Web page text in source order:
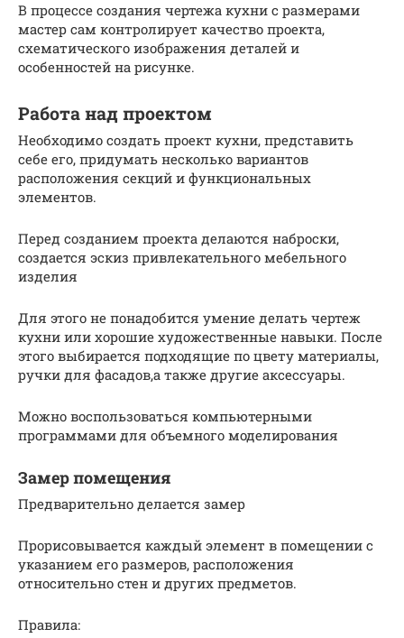
В процессе создания чертежа кухни с размерами
мастер сам контролирует качество проекта,
схематического изображения деталей и
особенностей на рисунке.
Работа над проектом
Необходимо создать проект кухни, представить
себе его, придумать несколько вариантов
расположения секций и функциональных
элементов.
Перед созданием проекта делаются наброски,
создается эскиз привлекательного мебельного
изделия
Для этого не понадобится умение делать чертеж
кухни или хорошие художественные навыки. После
этого выбирается подходящие по цвету материалы,
ручки для фасадов,а также другие аксессуары.
Можно воспользоваться компьютерными
программами для объемного моделирования
Замер помещения
Предварительно делается замер
Прорисовывается каждый элемент в помещении с
указанием его размеров, расположения
относительно стен и других предметов.
Правила: